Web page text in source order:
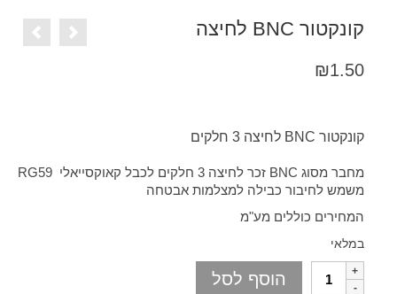
קונקטור BNC לחיצה
₪1.50
קונקטור BNC לחיצה 3 חלקים
מחבר מסוג BNC זכר לחיצה 3 חלקים לכבל קאוקסייאלי RG59
משמש לחיבור כבילה למצלמות אבטחה
המחירים כוללים מע"מ
במלאי
הוסף לסל